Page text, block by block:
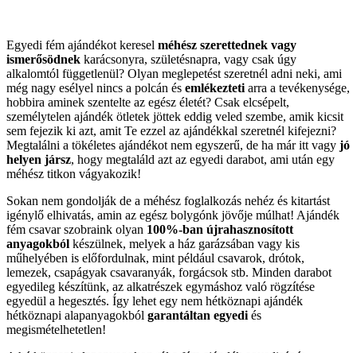
Egyedi fém ajándékot keresel méhész szerettednek vagy
ismerősödnek karácsonyra, születésnapra, vagy csak úgy
alkalomtól függetlenül? Olyan meglepetést szeretnél adni neki, ami
még nagy esélyel nincs a polcán és emlékezteti arra a tevékenysége,
hobbira aminek szentelte az egész életét? Csak elcsépelt,
személytelen ajándék ötletek jöttek eddig veled szembe, amik kicsit
sem fejezik ki azt, amit Te ezzel az ajándékkal szeretnél kifejezni?
Megtalálni a tökéletes ajándékot nem egyszerű, de ha már itt vagy jó
helyen jársz, hogy megtaláld azt az egyedi darabot, ami után egy
méhész titkon vágyakozik!
Sokan nem gondolják de a méhész foglalkozás nehéz és kitartást
igénylő elhivatás, amin az egész bolygónk jövője múlhat! Ajándék
fém csavar szobraink olyan 100%-ban újrahasznosított
anyagokból készülnek, melyek a ház garázsában vagy kis
műhelyében is előfordulnak, mint például csavarok, drótok,
lemezek, csapágyak csavaranyák, forgácsok stb. Minden darabot
egyedileg készítünk, az alkatrészek egymáshoz való rögzítése
egyedül a hegesztés. Így lehet egy nem hétköznapi ajándék
hétköznapi alapanyagokból garantáltan egyedi és
megismételhetetlen!